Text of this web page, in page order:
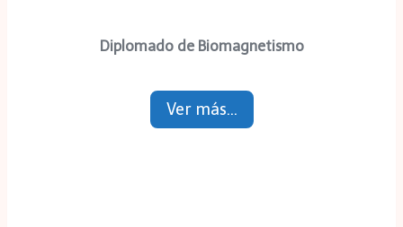
Diplomado de Biomagnetismo
Ver más…